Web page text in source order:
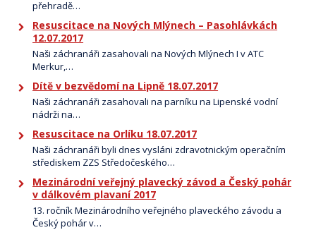
přehradě…
Resuscitace na Nových Mlýnech – Pasohlávkách
12.07.2017
Naši záchranáři zasahovali na Nových Mlýnech I v ATC
Merkur,…
Dítě v bezvědomí na Lipně 18.07.2017
Naši záchranáři zasahovali na parníku na Lipenské vodní
nádrži na…
Resuscitace na Orlíku 18.07.2017
Naši záchranáři byli dnes vysláni zdravotnickým operačním
střediskem ZZS Středočeského…
Mezinárodní veřejný plavecký závod a Český pohár
v dálkovém plavaní 2017
13. ročník Mezinárodního veřejného plaveckého závodu a
Český pohár v…